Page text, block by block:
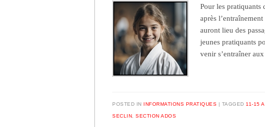
Pour les pratiquants
après
auront lieu des
jeunes pratiquants
venir s’entraîner
POSTED IN INFORMATIONS PRATIQUES TAGGED 11-15
SECLIN, SECTION ADOS